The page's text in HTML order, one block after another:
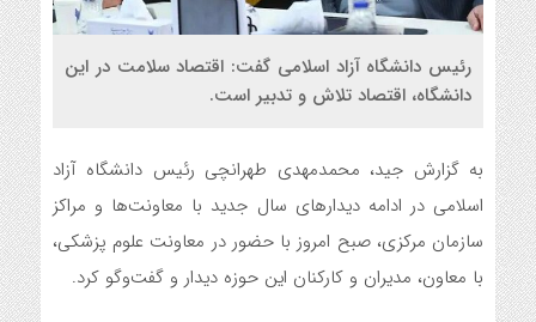
رئیس دانشگاه آزاد اسلامی گفت: اقتصاد سلامت در این
دانشگاه، اقتصاد تلاش و تدبیر است.
به گزارش جید، محمدمهدی طهرانچی رئیس دانشگاه آزاد
اسلامی در ادامه دیدارهای سال جدید با معاونت‌ها و مراکز
سازمان مرکزی، صبح امروز با حضور در معاونت علوم پزشکی،
با معاون، مدیران و کارکنان این حوزه دیدار و گفت‌وگو کرد.